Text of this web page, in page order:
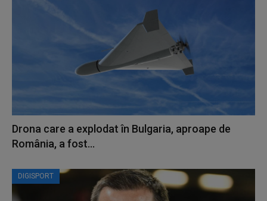
Drona care a explodat în Bulgaria, aproape de
România, a fost...
DIGISPORT